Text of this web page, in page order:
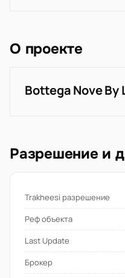
О проекте
Bottega Nove By
Разрешение и
Trakheesi разрешение
Реф объекта
Last Update
Брокер